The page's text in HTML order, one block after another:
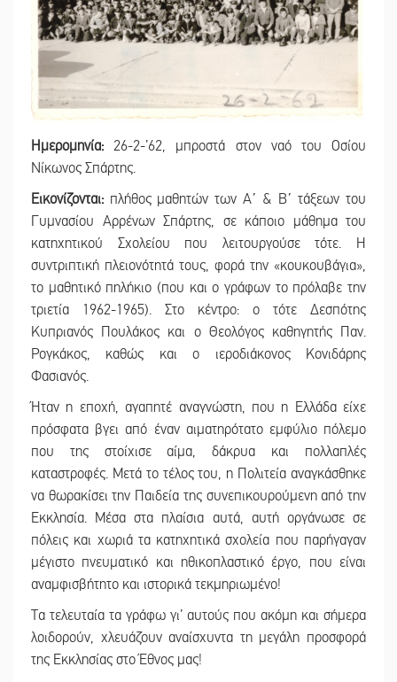
Ημερομηνία: 26-2-’62, μπροστά στον ναό του Οσίου
Νίκωνος Σπάρτης.
Εικονίζονται: πλήθος μαθητών των Α΄ & Β΄ τάξεων του
Γυμνασίου Αρρένων Σπάρτης, σε κάποιο μάθημα του
κατηχητικού Σχολείου που λειτουργούσε τότε. Η
συντριπτική πλειονότητά τους, φορά την «κουκουβάγια»,
το μαθητικό πηλήκιο (που και ο γράφων το πρόλαβε την
τριετία 1962-1965). Στο κέντρο: ο τότε Δεσπότης
Κυπριανός Πουλάκος και ο Θεολόγος καθηγητής Παν.
Ρογκάκος, καθώς και ο ιεροδιάκονος Κονιδάρης
Φασιανός.
Ήταν η εποχή, αγαπητέ αναγνώστη, που η Ελλάδα είχε
πρόσφατα βγει από έναν αιματηρότατο εμφύλιο πόλεμο
που της στοίχισε αίμα, δάκρυα και πολλαπλές
καταστροφές. Μετά το τέλος του, η Πολιτεία αναγκάσθηκε
να θωρακίσει την Παιδεία της συνεπικουρούμενη από την
Εκκλησία. Μέσα στα πλαίσια αυτά, αυτή οργάνωσε σε
πόλεις και χωριά τα κατηχητικά σχολεία που παρήγαγαν
μέγιστο πνευματικό και ηθικοπλαστικό έργο, που είναι
αναμφισβήτητο και ιστορικά τεκμηριωμένο!
Τα τελευταία τα γράφω γι’ αυτούς που ακόμη και σήμερα
λοιδορούν, χλευάζουν αναίσχυντα τη μεγάλη προσφορά
της Εκκλησίας στο Έθνος μας!